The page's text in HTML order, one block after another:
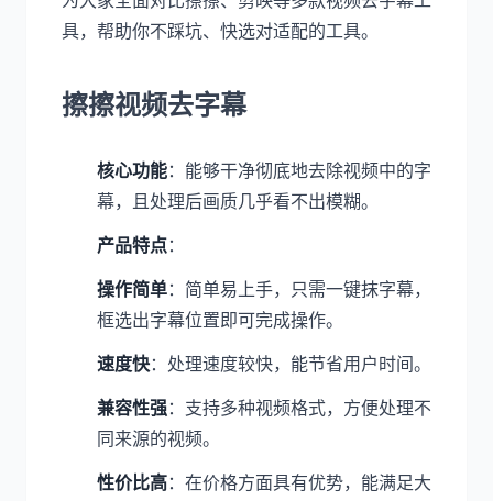
具，帮助你不踩坑、快选对适配的工具。
擦擦视频去字幕
核心功能：能够干净彻底地去除视频中的字
幕，且处理后画质几乎看不出模糊。
产品特点：
操作简单：简单易上手，只需一键抹字幕，
框选出字幕位置即可完成操作。
速度快：处理速度较快，能节省用户时间。
兼容性强：支持多种视频格式，方便处理不
同来源的视频。
性价比高：在价格方面具有优势，能满足大